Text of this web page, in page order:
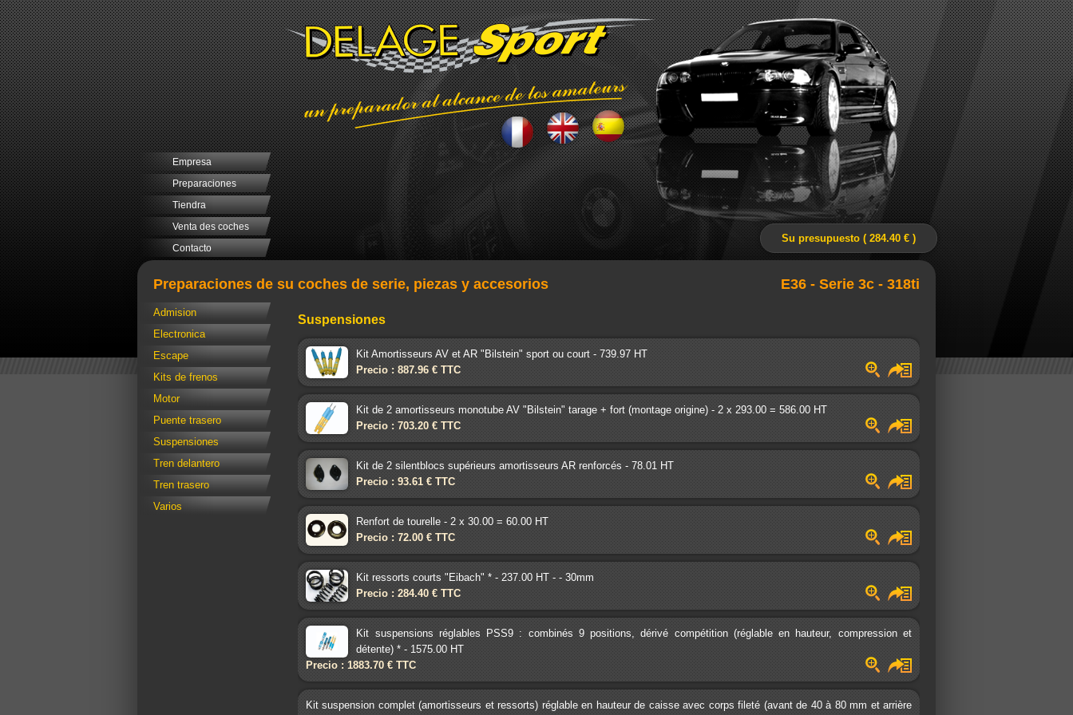
Empresa
Preparaciones
Tiendra
Venta des coches
Contacto
E36 - Serie 3c - 318ti
Preparaciones de su coches de serie, piezas y accesorios
Su presupuesto ( 284.40 € )
Admision
Electronica
Escape
Kits de frenos
Motor
Puente trasero
Suspensiones
Tren delantero
Tren trasero
Varios
Suspensiones
Kit Amortisseurs AV et AR "Bilstein" sport ou court - 739.97 HT
Precio : 887.96 € TTC
Kit de 2 amortisseurs monotube AV "Bilstein" tarage + fort (montage origine) - 2 x 293.00 = 586.00 HT
Precio : 703.20 € TTC
Kit de 2 silentblocs supérieurs amortisseurs AR renforcés - 78.01 HT
Precio : 93.61 € TTC
Renfort de tourelle - 2 x 30.00 = 60.00 HT
Precio : 72.00 € TTC
Kit ressorts courts "Eibach" * - 237.00 HT - - 30mm
Precio : 284.40 € TTC
Kit suspensions réglables PSS9 : combinés 9 positions, dérivé compétition (réglable en hauteur, compression et
détente) * - 1575.00 HT
Precio : 1883.70 € TTC
Kit suspension complet (amortisseurs et ressorts) réglable en hauteur de caisse avec corps fileté (avant de 40 à 80 mm et arrière